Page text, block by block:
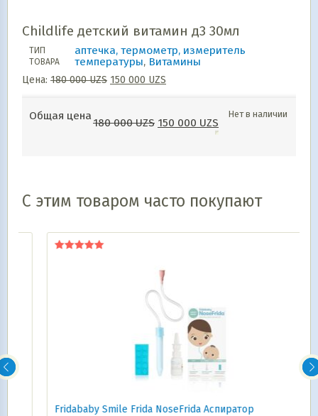
Childlife детский витамин д3 30мл
ТИП
ТОВАРА
аптечка, термометр, измеритель
температуры, Витамины
Цена: 180 000UZS 150 000 UZS
Общая цена
180 000UZS 150 000 UZS
Нет в наличии
С этим товаром часто покупают
Fridababy Smile Frida NoseFrida Аспиратор